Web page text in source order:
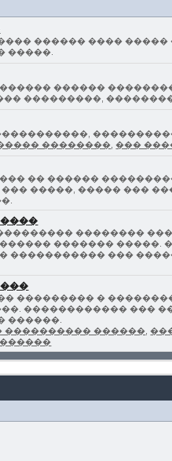
������ ����
�����.
������
���������,
�������� ,���
�� ������
�����, ����� ���
��������
������� �����.
����������� ���
��������� �
������������ ���
������.
���������� ������ ,